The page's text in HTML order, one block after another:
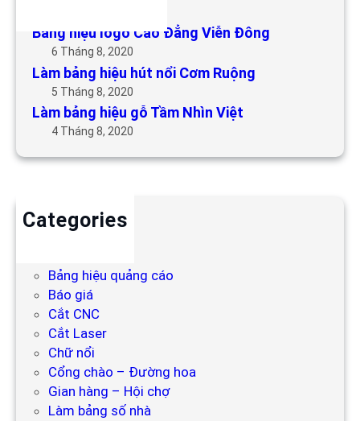
Bảng hiệu logo Cao Đẳng Viễn Đông
6 Tháng 8, 2020
Làm bảng hiệu hút nổi Cơm Ruộng
5 Tháng 8, 2020
Làm bảng hiệu gỗ Tầm Nhìn Việt
4 Tháng 8, 2020
Categories
Bảng hiệu quảng cáo
Báo giá
Cắt CNC
Cắt Laser
Chữ nổi
Cổng chào – Đường hoa
Gian hàng – Hội chợ
Làm bảng số nhà